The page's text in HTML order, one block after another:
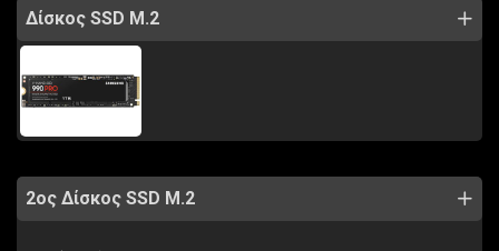
Δίσκος SSD M.2
2ος Δίσκος SSD M.2